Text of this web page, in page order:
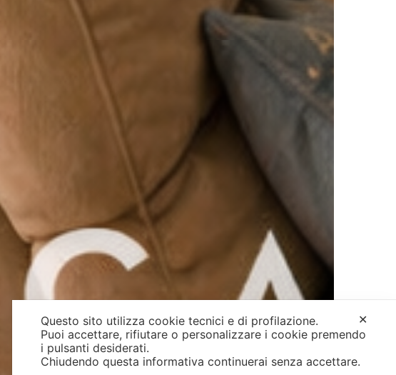
✕
Questo sito utilizza cookie tecnici e di profilazione.
Puoi accettare, rifiutare o personalizzare i cookie premendo
i pulsanti desiderati.
Chiudendo questa informativa continuerai senza accettare.